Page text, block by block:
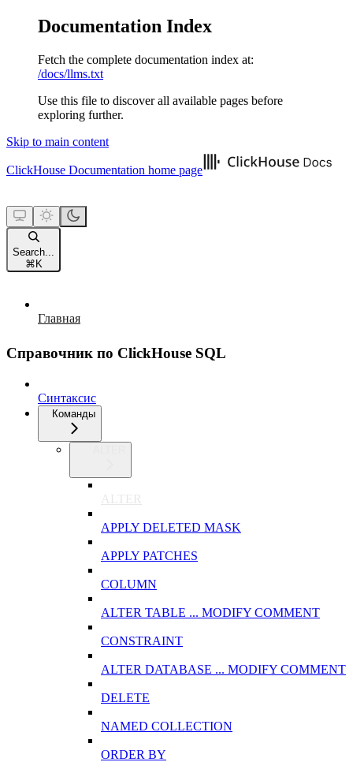
Documentation Index
Fetch the complete documentation index at:
/docs/llms.txt
Use this file to discover all available pages before
exploring further.
Skip to main content
ClickHouse Documentation home page
Search...
⌘ K
Главная
Справочник по ClickHouse SQL
Синтаксис
Команды
ALTER
APPLY DELETED MASK
APPLY PATCHES
COLUMN
ALTER TABLE ... MODIFY COMMENT
CONSTRAINT
ALTER DATABASE ... MODIFY COMMENT
DELETE
NAMED COLLECTION
ORDER BY